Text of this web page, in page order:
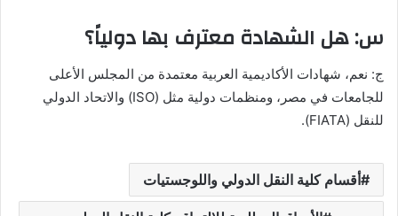
س: هل الشهادة معترف بها دولياً؟
ج: نعم، شهادات الأكاديمية العربية معتمدة من المجلس الأعلى
للجامعات في مصر، ومنظمات دولية مثل (ISO) والاتحاد الدولي
للنقل (FIATA).
أقسام كلية النقل الدولي واللوجستيات